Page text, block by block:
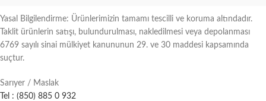
Yasal Bilgilendirme: Ürünlerimizin tamamı tescilli ve koruma altındadır.
Taklit ürünlerin satışı, bulundurulması, nakledilmesi veya depolanması
6769 sayılı sinai mülkiyet kanununun 29. ve 30 maddesi kapsamında
suçtur.
Sarıyer / Maslak
Tel : (850) 885 0 932